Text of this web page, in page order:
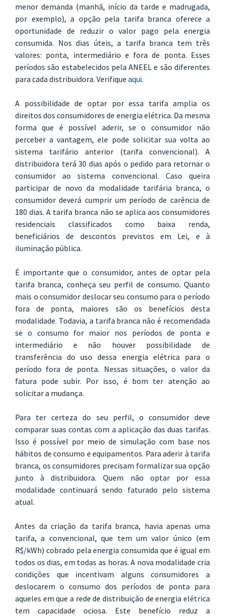
menor demanda (manhã, início da tarde e madrugada,
por exemplo), a opção pela tarifa branca oferece a
oportunidade de reduzir o valor pago pela energia
consumida. Nos dias úteis, a tarifa branca tem três
valores: ponta, intermediário e fora de ponta. Esses
períodos são estabelecidos pela ANEEL e são diferentes
para cada distribuidora. Verifique aqui.
A possibilidade de optar por essa tarifa amplia os
direitos dos consumidores de energia elétrica. Da mesma
forma que é possível aderir, se o consumidor não
perceber a vantagem, ele pode solicitar sua volta ao
sistema tarifário anterior (tarifa convencional). A
distribuidora terá 30 dias após o pedido para retornar o
consumidor ao sistema convencional. Caso queira
participar de novo da modalidade tarifária branca, o
consumidor deverá cumprir um período de carência de
180 dias. A tarifa branca não se aplica aos consumidores
residenciais classificados como baixa renda,
beneficiários de descontos previstos em Lei, e à
iluminação pública.
É importante que o consumidor, antes de optar pela
tarifa branca, conheça seu perfil de consumo. Quanto
mais o consumidor deslocar seu consumo para o período
fora de ponta, maiores são os benefícios desta
modalidade. Todavia, a tarifa branca não é recomendada
se o consumo for maior nos períodos de ponta e
intermediário e não houver possibilidade de
transferência do uso dessa energia elétrica para o
período fora de ponta. Nessas situações, o valor da
fatura pode subir. Por isso, é bom ter atenção ao
solicitar a mudança.
Para ter certeza do seu perfil, o consumidor deve
comparar suas contas com a aplicação das duas tarifas.
Isso é possível por meio de simulação com base nos
hábitos de consumo e equipamentos. Para aderir à tarifa
branca, os consumidores precisam formalizar sua opção
junto à distribuidora. Quem não optar por essa
modalidade continuará sendo faturado pelo sistema
atual.
Antes da criação da tarifa branca, havia apenas uma
tarifa, a convencional, que tem um valor único (em
R$/kWh) cobrado pela energia consumida que é igual em
todos os dias, em todas as horas. A nova modalidade cria
condições que incentivam alguns consumidores a
deslocarem o consumo dos períodos de ponta para
aqueles em que a rede de distribuição de energia elétrica
tem capacidade ociosa. Este benefício reduz a